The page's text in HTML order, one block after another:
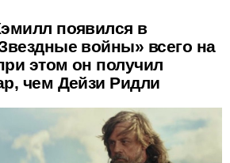
появился в
войны» всего на
этом он получил
чем Дейзи Ридли